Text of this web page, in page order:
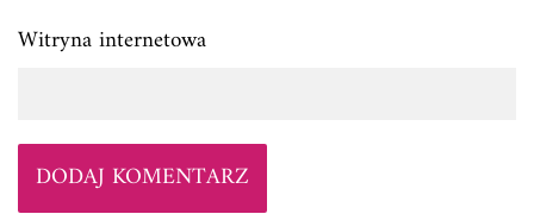
Witryna internetowa